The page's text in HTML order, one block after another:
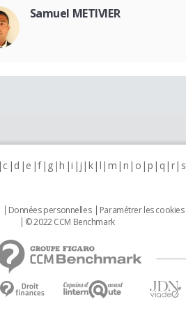
Samuel METIVIER
c d e f g h i j k l m n o p q r s
Données personnelles Paramétrer les cookies
© 2022 CCM Benchmark